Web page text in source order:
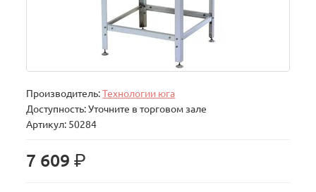
Производитель:Технологии юга
Доступность: Уточните в торговом зале
Артикул: 50284
7 609р.